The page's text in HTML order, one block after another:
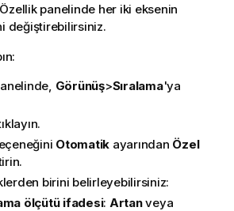
panelinde her iki eksenin
değiştirebilirsiniz.
Görünüş>Sıralama'ya
Otomatik ayarından Özel
birini belirleyebilirsiniz:
ölçütü ifadesi: Artanveya